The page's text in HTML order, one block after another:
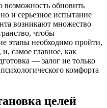
возможность обновить
и серьезное испытание
возникают множество
чтобы
этапы необходимо пройти,
самое главное, как
— залог не только
комфорта
целей